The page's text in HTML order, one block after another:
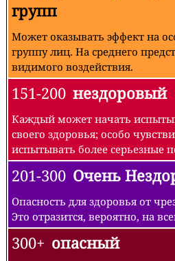
групп
Может оказывать эффект на
группу лиц. На среднего
видимого воздействия.
151-200 нездоровый
Каждый может начать
своего здоровья; особо
испытывать более серьезные
201-300 Очень
Опасность для здоровья от
Это отразится, вероятно, на
300+ опасный